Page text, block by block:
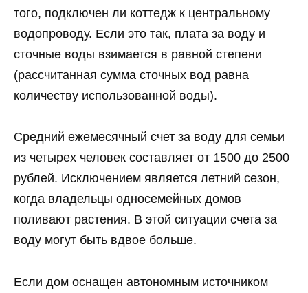
того, подключен ли коттедж к центральному
водопроводу. Если это так, плата за воду и
сточные воды взимается в равной степени
(рассчитанная сумма сточных вод равна
количеству использованной воды).
Средний ежемесячный счет за воду для семьи
из четырех человек составляет от 1500 до 2500
рублей. Исключением является летний сезон,
когда владельцы односемейных домов
поливают растения. В этой ситуации счета за
воду могут быть вдвое больше.
Если дом оснащен автономным источником